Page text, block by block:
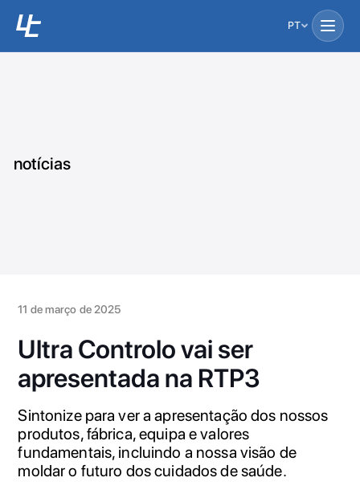
PT
notícias
11 de março de 2025
Ultra Controlo vai ser
apresentada na RTP3
Sintonize para ver a apresentação dos nossos
produtos, fábrica, equipa e valores
fundamentais, incluindo a nossa visão de
moldar o futuro dos cuidados de saúde.